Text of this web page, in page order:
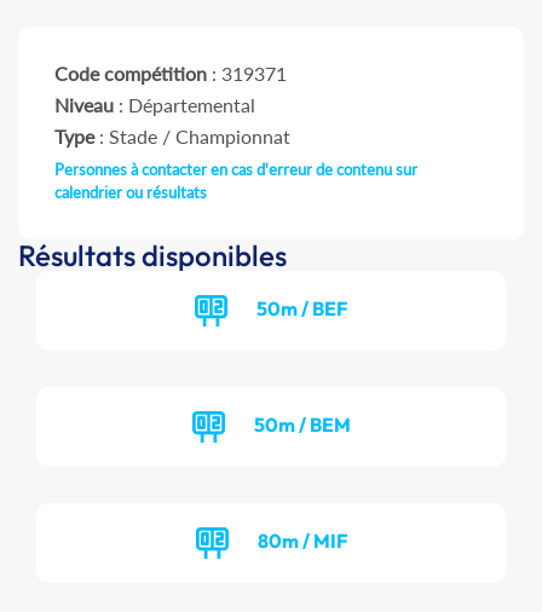
Code compétition : 319371
Niveau : Départemental
Type: Stade / Championnat
Personnes à contacter en cas d'erreur de contenu sur
calendrier ou résultats
Résultats disponibles
50m / BEF
50m / BEM
80m / MIF